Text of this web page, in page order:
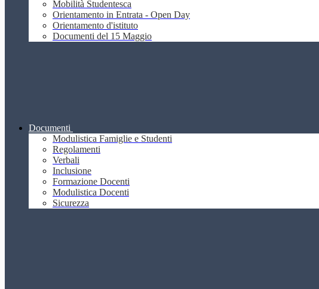
Mobilità Studentesca
Orientamento in Entrata - Open Day
Orientamento d'istituto
Documenti del 15 Maggio
Documenti
Modulistica Famiglie e Studenti
Regolamenti
Verbali
Inclusione
Formazione Docenti
Modulistica Docenti
Sicurezza